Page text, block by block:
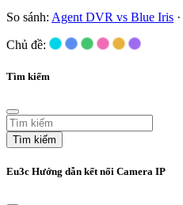
So sánh: Agent DVR vs Blue Iris ·
Chủ đề:
Tìm kiếm
Tìm kiếm
Eu3c Hướng dẫn kết nối Camera IP